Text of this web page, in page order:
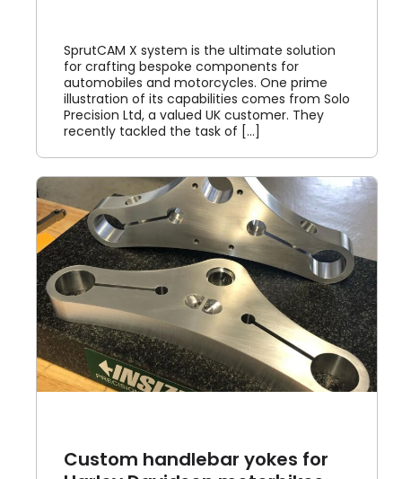
SprutCAM X system is the ultimate solution
for crafting bespoke components for
automobiles and motorcycles. One prime
illustration of its capabilities comes from Solo
Precision Ltd, a valued UK customer. They
recently tackled the task of [...]
Custom handlebar yokes for